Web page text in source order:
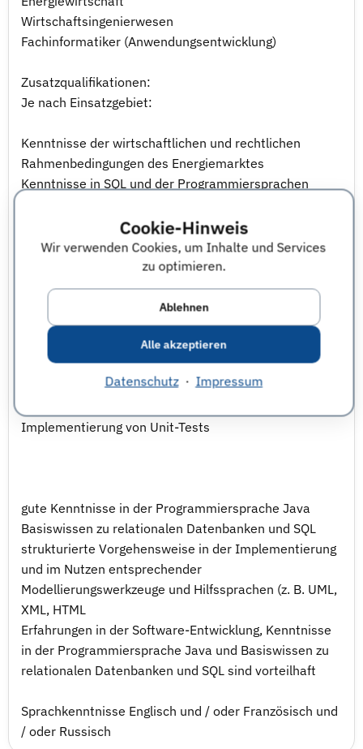
Cookie-Hinweis
Wir verwenden Cookies, um Inhalte und Services
zu optimieren.
Ablehnen
Alle akzeptieren
Datenschutz· Impressum
Wirtschaftsingenierwesen
Fachinformatiker (Anwendungsentwicklung)
Zusatzqualifikationen:
Je nach Einsatzgebiet:
Kenntnisse der wirtschaftlichen und rechtlichen
Rahmenbedingungen des Energiemarktes
Kenntnisse in SQL und der Programmiersprachen
Kenntnisse der Oracle-Kerntechnologie und / oder
anderer moderner Datenbanktechnologien und
Entwicklungswerkzeuge
erste Erfahrungen im Projektmanagement
Unix - , Linux - und Windows - Kenntnisse, besonders
bei der Administration der Oracle-Datenbank (z. B.
Optimierung, Backup)
Erfahrungen beim Einsatz von Test-Frameworks (z. B.
Telerik Test Studio, NUnit, Jubula)
Implementierung von Unit-Tests
gute Kenntnisse in der Programmiersprache Java
Basiswissen zu relationalen Datenbanken und SQL
strukturierte Vorgehensweise in der Implementierung
und im Nutzen entsprechender
Modellierungswerkzeuge und Hilfssprachen (z. B. UML,
XML, HTML
Erfahrungen in der Software-Entwicklung, Kenntnisse
in der Programmiersprache Java und Basiswissen zu
relationalen Datenbanken und SQL sind vorteilhaft
Sprachkenntnisse Englisch und / oder Französisch und
/ oder Russisch